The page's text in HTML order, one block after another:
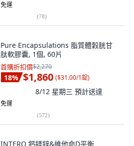
免運
(78)
Pure Encapsulations 脂質體穀胱甘
肽軟膠囊, 1個, 60片
首購折扣價$2,270
18% $1,860 ($31.00/1錠)
8/12 星期三 預計送達
免運
(572)
INTERO 鈣鎂鋅&維他命D平衡